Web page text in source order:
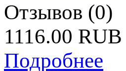
Отзывов (0)
1116.00 RUB
Подробнее